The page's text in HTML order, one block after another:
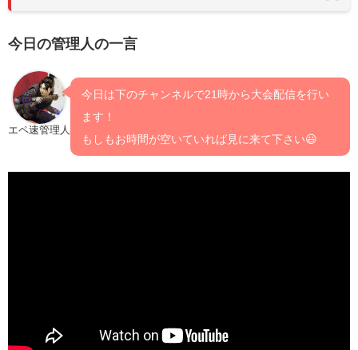
今日の管理人の一言
エペ速管理人
今日は下のチャンネルで21時から大会配信を行い
ます！
もしもお時間が空いていれば見に来て下さい😃